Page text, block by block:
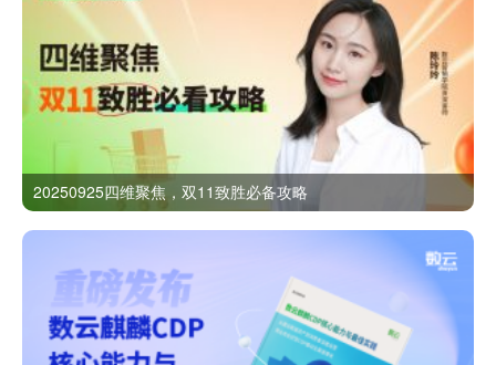
20250925四维聚焦，双11致胜必备攻略